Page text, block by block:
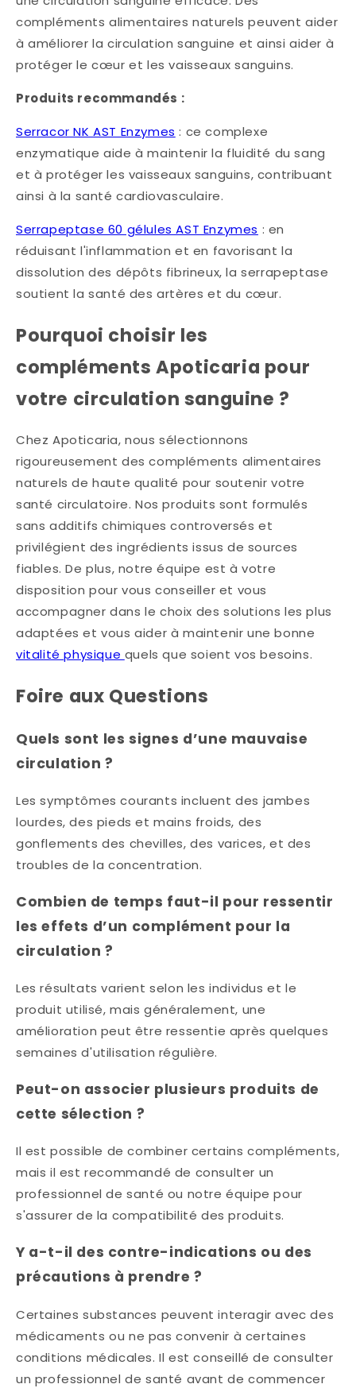
compléments alimentaires naturels peuvent aider
à améliorer la circulation sanguine et ainsi aider à
protéger le cœur et les vaisseaux sanguins.​
Produits recommandés :
Serracor NK AST Enzymes : ce complexe
enzymatique aide à maintenir la fluidité du sang
et à protéger les vaisseaux sanguins, contribuant
ainsi à la santé cardiovasculaire.​
Serrapeptase 60 gélules AST Enzymes : en
réduisant l'inflammation et en favorisant la
dissolution des dépôts fibrineux, la serrapeptase
soutient la santé des artères et du cœur.
Pourquoi choisir les
compléments Apoticaria pour
votre circulation sanguine ?
Chez Apoticaria, nous sélectionnons
rigoureusement des compléments alimentaires
naturels de haute qualité pour soutenir votre
santé circulatoire. Nos produits sont formulés
sans additifs chimiques controversés et
privilégient des ingrédients issus de sources
fiables. De plus, notre équipe est à votre
disposition pour vous conseiller et vous
accompagner dans le choix des solutions les plus
adaptées et vous aider à maintenir une bonne
vitalité physique quels que soient vos besoins.
Foire aux Questions
Quels sont les signes d’une mauvaise
circulation ?
Les symptômes courants incluent des jambes
lourdes, des pieds et mains froids, des
gonflements des chevilles, des varices, et des
troubles de la concentration.​
Combien de temps faut-il pour ressentir
les effets d’un complément pour la
circulation ?
Les résultats varient selon les individus et le
produit utilisé, mais généralement, une
amélioration peut être ressentie après quelques
semaines d'utilisation régulière.​
Peut-on associer plusieurs produits de
cette sélection ?
Il est possible de combiner certains compléments,
mais il est recommandé de consulter un
professionnel de santé ou notre équipe pour
s'assurer de la compatibilité des produits.​
Y a-t-il des contre-indications ou des
précautions à prendre ?
Certaines substances peuvent interagir avec des
médicaments ou ne pas convenir à certaines
conditions médicales. Il est conseillé de consulter
un professionnel de santé avant de commencer